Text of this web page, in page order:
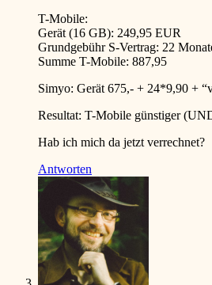
T-Mobile:
Gerät (16 GB): 249,95 EUR
Grundgebühr S-Vertrag: 22
Summe T-Mobile: 887,95
Simyo: Gerät 675,- + 24*9,90 +
Resultat: T-Mobile günstiger
Hab ich mich da jetzt verrechnet?
Antworten